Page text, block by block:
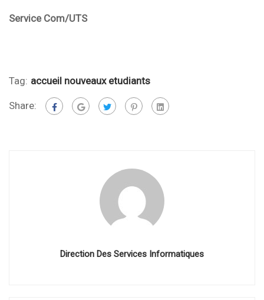
Service Com/UTS
Tag: accueil nouveaux etudiants
Share:
Direction Des Services Informatiques